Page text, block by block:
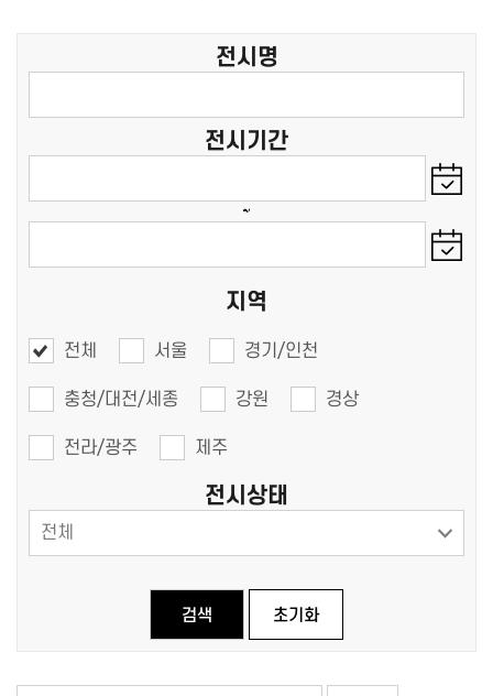
전시명
전시기간
~
지역
전체 서울 경기/인천
충청/대전/세종 강원 경상
전라/광주 제주
전시상태
검색 초기화